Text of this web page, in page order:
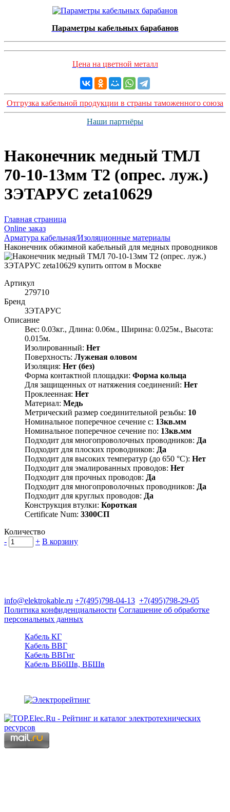
Параметры кабельных барабанов
Цена на цветной металл
Отгрузка кабельной продукции в страны таможенного союза
Наши партнёры
Наконечник медный ТМЛ
70-10-13мм Т2 (опрес. луж.)
ЗЭТАРУС zeta10629
Главная страница
Оnline заказ
Арматура кабельная/Изоляционные материалы
Наконечник обжимной кабельный для медных проводников
Артикул
279710
Бренд
ЗЭТАРУС
Описание
Вес: 0.03кг., Длина: 0.06м., Ширина: 0.025м., Высота:
0.015м.
Изолированный: Нет
Поверхность: Луженая оловом
Изоляция: Нет (без)
Форма контактной площадки: Форма кольца
Для защищенных от натяжения соединений: Нет
Проклеенная: Нет
Материал: Медь
Метрический размер соединительной резьбы: 10
Номинальное поперечное сечение с: 13кв.мм
Номинальное поперечное сечение по: 13кв.мм
Подходит для многопроволочных проводников: Да
Подходит для плоских проводников: Да
Подходит для высоких температур (до 650 °C): Нет
Подходит для эмалированных проводов: Нет
Подходит для прочных проводов: Да
Подходит для многопроволочных проводников: Да
Подходит для круглых проводов: Да
Конструкция втулки: Короткая
Certificate Num: 3300СП
Количество
-
+ В корзину
info@elektrokable.ru +7(495)798-04-13 +7(495)798-29-05
Политика конфиденциальности Соглашение об обработке
персональных данных
Кабель КГ
Кабель ВВГ
Кабель ВВГнг
Кабель ВБбШв, ВБШв